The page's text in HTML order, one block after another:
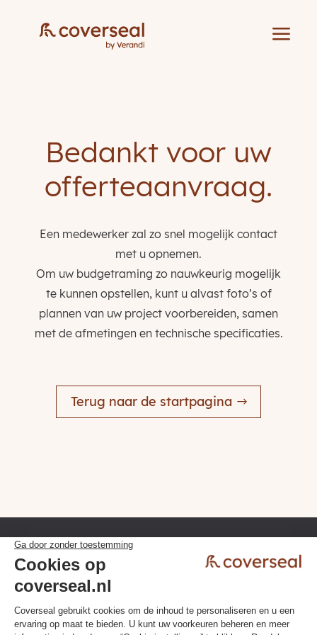
a
Bedankt voor uw
offerteaanvraag.
Een medewerker zal zo snel mogelijk contact
met u opnemen.
Om uw budgetraming zo nauwkeurig mogelijk
te kunnen opstellen, kunt u alvast foto’s of
plannen van uw project voorbereiden, samen
met de afmetingen en technische specificaties.
Terug naar de startpagina